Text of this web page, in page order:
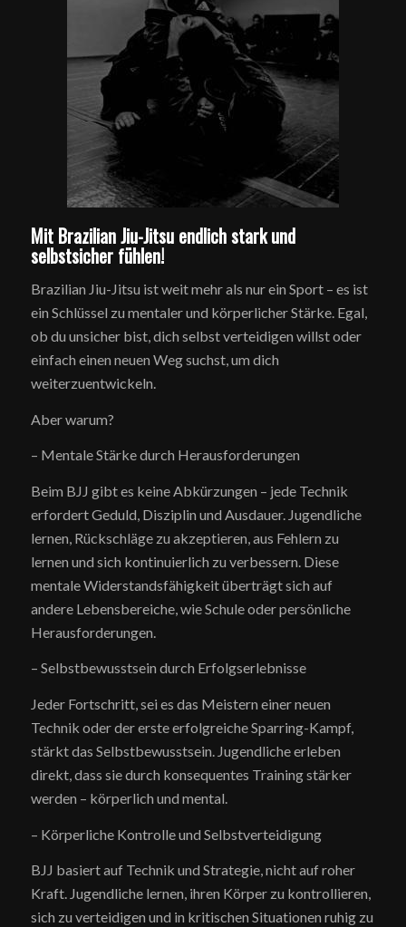
Mit Brazilian Jiu-Jitsu endlich stark und
selbstsicher fühlen!
Brazilian Jiu-Jitsu ist weit mehr als nur ein Sport – es ist
ein Schlüssel zu mentaler und körperlicher Stärke. Egal,
ob du unsicher bist, dich selbst verteidigen willst oder
einfach einen neuen Weg suchst, um dich
weiterzuentwickeln.
Aber warum?
– Mentale Stärke durch Herausforderungen
Beim BJJ gibt es keine Abkürzungen – jede Technik
erfordert Geduld, Disziplin und Ausdauer. Jugendliche
lernen, Rückschläge zu akzeptieren, aus Fehlern zu
lernen und sich kontinuierlich zu verbessern. Diese
mentale Widerstandsfähigkeit überträgt sich auf
andere Lebensbereiche, wie Schule oder persönliche
Herausforderungen.
– Selbstbewusstsein durch Erfolgserlebnisse
Jeder Fortschritt, sei es das Meistern einer neuen
Technik oder der erste erfolgreiche Sparring-Kampf,
stärkt das Selbstbewusstsein. Jugendliche erleben
direkt, dass sie durch konsequentes Training stärker
werden – körperlich und mental.
– Körperliche Kontrolle und Selbstverteidigung
BJJ basiert auf Technik und Strategie, nicht auf roher
Kraft. Jugendliche lernen, ihren Körper zu kontrollieren,
sich zu verteidigen und in kritischen Situationen ruhig zu